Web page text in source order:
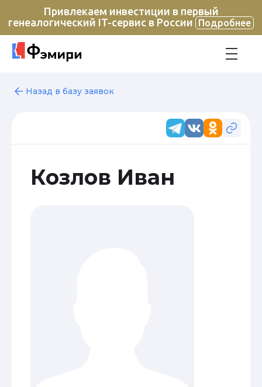
Привлекаем инвестиции в первый
генеалогический IT-сервис в России
Подробнее
Назад в базу заявок
Козлов Иван